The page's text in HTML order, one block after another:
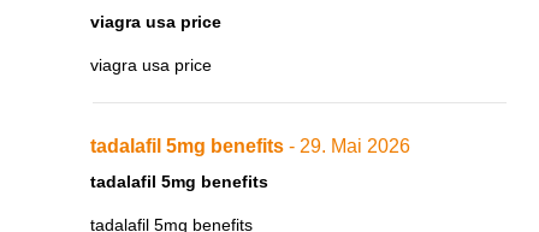
viagra usa price
viagra usa price
tadalafil 5mg benefits - 29. Mai 2026
tadalafil 5mg benefits
tadalafil 5mg benefits